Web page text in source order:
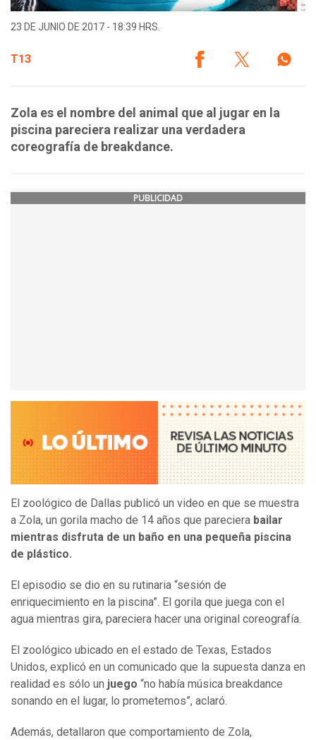
23 DE JUNIO DE 2017 - 18:39 HRS.
T13
Zola es el nombre del animal que al jugar en la
piscina pareciera realizar una verdadera
coreografía de breakdance.
PUBLICIDAD
El zoológico de Dallas publicó un video en que se muestra
a Zola, un gorila macho de 14 años que pareciera bailar
mientras disfruta de un baño en una pequeña piscina
de plástico.
El episodio se dio en su rutinaria “sesión de
enriquecimiento en la piscina”. El gorila que juega con el
agua mientras gira, pareciera hacer una original coreografía.
El zoológico ubicado en el estado de Texas, Estados
Unidos, explicó en un comunicado que la supuesta danza en
realidad es sólo un juego “no había música breakdance
sonando en el lugar, lo prometemos”, aclaró.
Además, detallaron que comportamiento de Zola,